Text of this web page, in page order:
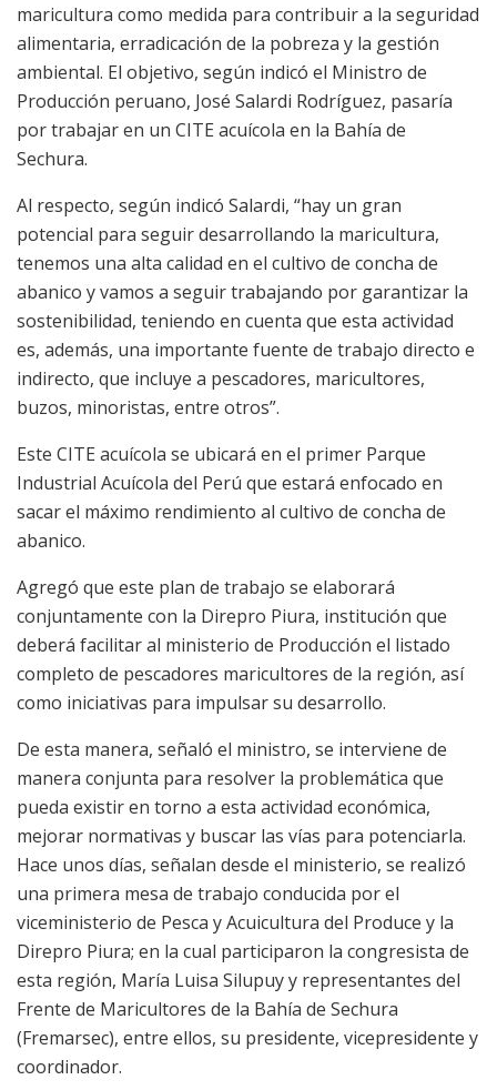
maricultura como medida para contribuir a la seguridad
alimentaria, erradicación de la pobreza y la gestión
ambiental. El objetivo, según indicó el Ministro de
Producción peruano, José Salardi Rodríguez, pasaría
por trabajar en un CITE acuícola en la Bahía de
Sechura.
Al respecto, según indicó Salardi, “hay un gran
potencial para seguir desarrollando la maricultura,
tenemos una alta calidad en el cultivo de concha de
abanico y vamos a seguir trabajando por garantizar la
sostenibilidad, teniendo en cuenta que esta actividad
es, además, una importante fuente de trabajo directo e
indirecto, que incluye a pescadores, maricultores,
buzos, minoristas, entre otros”.
Este CITE acuícola se ubicará en el primer Parque
Industrial Acuícola del Perú que estará enfocado en
sacar el máximo rendimiento al cultivo de concha de
abanico.
Agregó que este plan de trabajo se elaborará
conjuntamente con la Direpro Piura, institución que
deberá facilitar al ministerio de Producción el listado
completo de pescadores maricultores de la región, así
como iniciativas para impulsar su desarrollo.
De esta manera, señaló el ministro, se interviene de
manera conjunta para resolver la problemática que
pueda existir en torno a esta actividad económica,
mejorar normativas y buscar las vías para potenciarla.
Hace unos días, señalan desde el ministerio, se realizó
una primera mesa de trabajo conducida por el
viceministerio de Pesca y Acuicultura del Produce y la
Direpro Piura; en la cual participaron la congresista de
esta región, María Luisa Silupuy y representantes del
Frente de Maricultores de la Bahía de Sechura
(Fremarsec), entre ellos, su presidente, vicepresidente y
coordinador.